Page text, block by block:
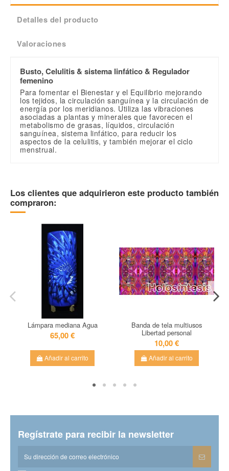
Detalles del producto
Valoraciones
Busto, Celulitis & sistema linfático & Regulador
femenino
Para fomentar el Bienestar y el Equilibrio mejorando
los tejidos, la circulación sanguínea y la circulación de
energía por los meridianos. Utiliza las vibraciones
asociadas a plantas y minerales que favorecen el
metabolismo de grasas, líquidos, circulación
sanguínea, sistema linfático, para reducir los
aspectos de la celulitis, y también mejorar el ciclo
menstrual.
Referencia BR
En stock
Los clientes que adquirieron este producto también
compraron:
Lámpara mediana Agua
65,00 €
Añadir al carrito
Banda de tela multiusos
Libertad personal
10,00 €
Añadir al carrito
Regístrate para recibir la newsletter